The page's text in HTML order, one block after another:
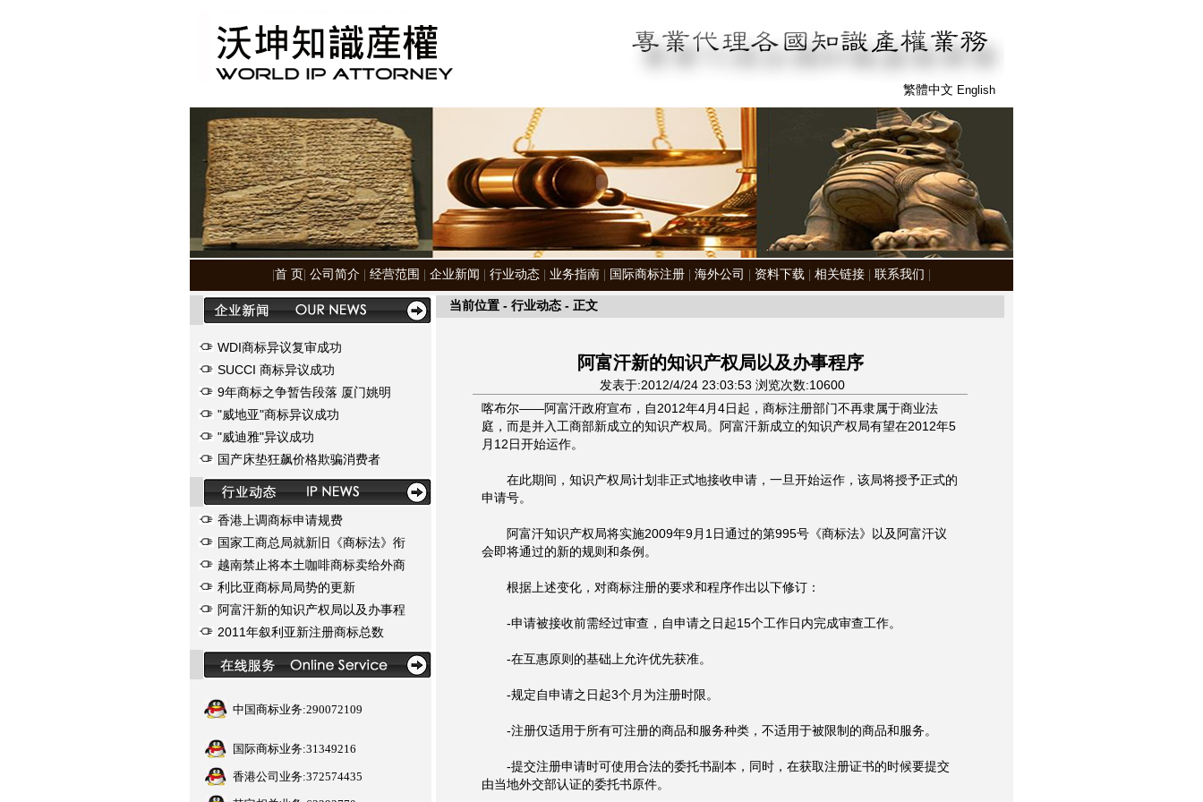
繁體中文 English
首 页 公司简介 经营范围 企业新闻 行业动态 业务指南 国际商标注册 海外公司 资料下载 相关链接 联系我们
WDI商标异议复审成功
SUCCI 商标异议成功
9年商标之争暂告段落 厦门姚明
"威地亚"商标异议成功
"威迪雅"异议成功
国产床垫狂飙价格欺骗消费者
香港上调商标申请规费
国家工商总局就新旧《商标法》衔
越南禁止将本土咖啡商标卖给外商
利比亚商标局局势的更新
阿富汗新的知识产权局以及办事程
2011年叙利亚新注册商标总数
中国商标业务:290072109
国际商标业务:31349216
香港公司业务:372574435
当前位置 - 行业动态 - 正文
阿富汗新的知识产权局以及办事程序
发表于:2012/4/24 23:03:53 浏览次数:10600
喀布尔——阿富汗政府宣布，自2012年4月4日起，商标注册部门不再隶属于商业法
庭，而是并入工商部新成立的知识产权局。阿富汗新成立的知识产权局有望在2012年5
月12日开始运作。
在此期间，知识产权局计划非正式地接收申请，一旦开始运作，该局将授予正式的
申请号。
阿富汗知识产权局将实施2009年9月1日通过的第995号《商标法》以及阿富汗议
会即将通过的新的规则和条例。
根据上述变化，对商标注册的要求和程序作出以下修订：
-申请被接收前需经过审查，自申请之日起15个工作日内完成审查工作。
-在互惠原则的基础上允许优先获准。
-规定自申请之日起3个月为注册时限。
-注册仅适用于所有可注册的商品和服务种类，不适用于被限制的商品和服务。
-提交注册申请时可使用合法的委托书副本，同时，在获取注册证书的时候要提交
由当地外交部认证的委托书原件。